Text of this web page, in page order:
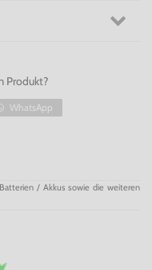
Produkt?
WhatsApp
/ Akkus sowie die weiteren